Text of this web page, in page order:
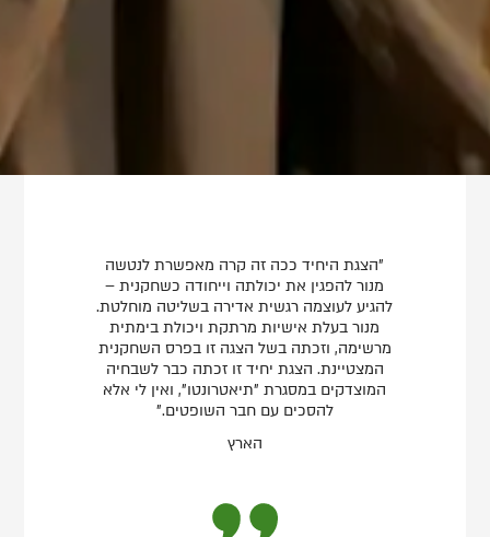
"הצגת היחיד ככה זה קרה מאפשרת לנטשה
מנור להפגין את יכולתה וייחודה כשחקנית –
להגיע לעוצמה רגשית אדירה בשליטה מוחלטת.
מנור בעלת אישיות מרתקת ויכולת בימתית
מרשימה, וזכתה בשל הצגה זו בפרס השחקנית
המצטיינת. הצגת יחיד זו זכתה כבר לשבחיה
המוצדקים במסגרת "תיאטרונטו", ואין לי אלא
להסכים עם חבר השופטים."
הארץ